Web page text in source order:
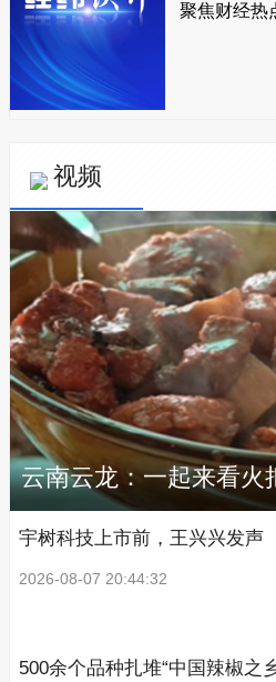
聚焦财经热
视频
云南云龙：一起来看火
宇树科技上市前，王兴兴发声
2026-08-07 20:44:32
500余个品种扎堆“中国辣椒之